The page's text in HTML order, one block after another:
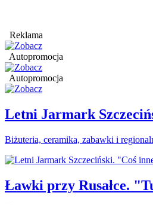
Reklama
Autopromocja
Autopromocja
Letni Jarmark
Biżuteria, ceramika, zabawki i
Ławki przy Rusałce.